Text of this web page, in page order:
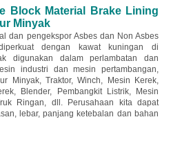
Block Material Brake Lining
Minyak
dan pengekspor Asbes dan Non Asbes
dengan kawat kuningan di
digunakan dalam perlambatan dan
industri dan mesin pertambangan,
Minyak, Traktor, Winch, Mesin Kerek,
Blender, Pembangkit Listrik, Mesin
Ringan, dll.
Perusahaan kitadapat
lebar, panjang ketebalan dan bahan